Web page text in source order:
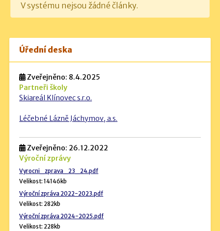
V systému nejsou žádné články.
Úřední deska
Zveřejněno: 8.4.2025
Partneři školy
Skiareál Klínovec s.r.o.
Léčebné Lázně Jáchymov, a.s.
Zveřejněno: 26.12.2022
Výroční zprávy
Vyrocni_zprava_23_24.pdf
Velikost: 14146kb
Výroční zpráva 2022-2023.pdf
Velikost: 282kb
Výroční zpráva 2024-2025.pdf
Velikost: 228kb